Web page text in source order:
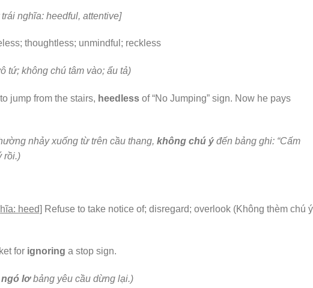
nghĩa: heedful, attentive]
thoughtless; unmindful; reckless
tứ; không chú tâm vào; ẩu tả)
jump from the stairs, heedless of “No Jumping” sign. Now he pays
nhảy xuống từ trên cầu thang, không chú ý đến bảng ghi: “Cấm
rồi.)
heed] Refuse to take notice of; disregard; overlook (Không thèm chú
for ignoring a stop sign.
ngó lơbảng yêu cầu dừng lại.)